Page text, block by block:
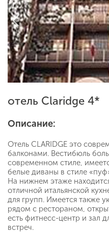
отель Claridge 4*
Описание:
Отель CLARIDGE это
балконами. Вестибюль
современном стиле,
белые диваны в стиле
На нижнем этаже
отличной итальянской
для групп. Имеется также
рядом с рестораном,
есть фитнесс-центр и зал
встреч.